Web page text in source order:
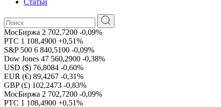
Статьи
МосБиржа 2 702,7200 -0,09%
РТС 1 108,4900 +0,51%
S&P 500 6 840,5100 -0,09%
Dow Jones 47 560,2900 -0,38%
USD ($) 76,8084 -0,60%
EUR (€) 89,4267 -0,31%
GBP (£) 102,2473 -0,83%
МосБиржа 2 702,7200 -0,09%
РТС 1 108,4900 +0,51%